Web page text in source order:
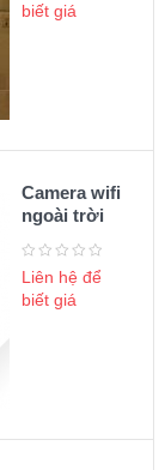
biết giá
Camera wifi
ngoài trời
Ezviz 1080P
C3W
Liên hệ để
biết giá